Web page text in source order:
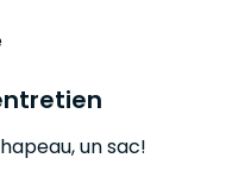
un sac!